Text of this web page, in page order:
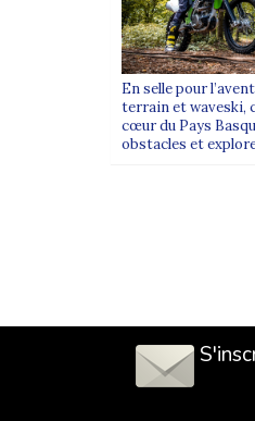
En selle pour
terrain et waveski,
cœur du Pays
obstacles et